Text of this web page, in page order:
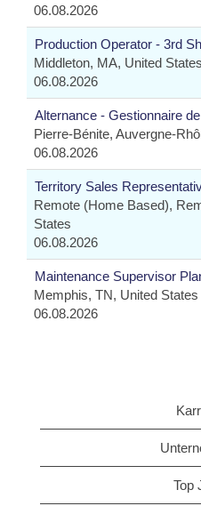
06.08.2026
Production Operator - 3rd
Middleton, MA, United States
06.08.2026
Alternance - Gestionnaire
Pierre-Bénite, Auvergne-
06.08.2026
Territory Sales
Remote (Home Based),
States
06.08.2026
Maintenance Supervisor
Memphis, TN, United States
06.08.2026
Top